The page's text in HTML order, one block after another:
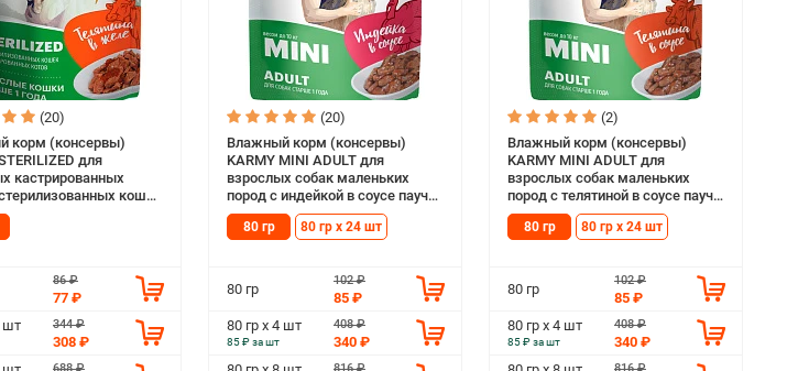
(20)
корм (консервы)
для
кастрированных
кошек
в желе пауч (80 гр)
86 ₽
77 ₽
шт
344 ₽
308 ₽
688 ₽
(20)
Влажный корм (консервы)
KARMY MINI ADULT для
взрослых собак маленьких
пород с индейкой в соусе пауч
(80 гр)
80 гр 80 гр х 24 шт
80 гр
102 ₽
85 ₽
80 гр х 4 шт
85 ₽ за шт
408 ₽
340 ₽
816 ₽
(2)
Влажный корм (консервы)
KARMY MINI ADULT для
взрослых собак маленьких
пород с телятиной в соусе пауч
(80 гр)
80 гр 80 гр х 24 шт
80 гр
102 ₽
85 ₽
80 гр х 4 шт
85 ₽ за шт
408 ₽
340 ₽
816 ₽